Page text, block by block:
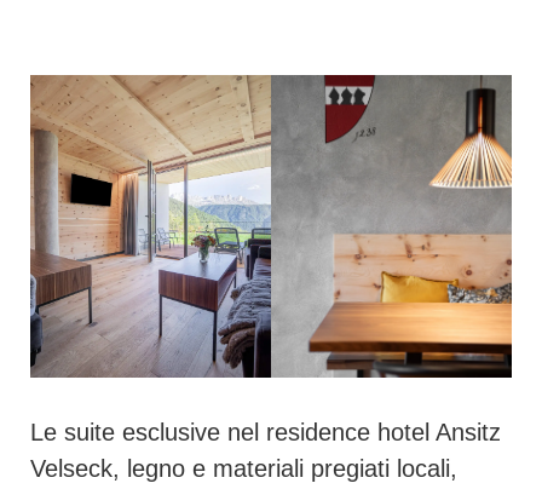
Le suite esclusive nel residence hotel Ansitz
Velseck, legno e materiali pregiati locali,